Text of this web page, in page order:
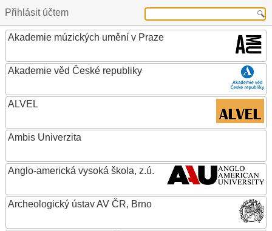
Přihlásit účtem
Akademie múzických umění v Praze
Akademie věd České republiky
ALVEL
Ambis Univerzita
Anglo-americká vysoká škola, z.ú.
Archeologický ústav AV ČR, Brno